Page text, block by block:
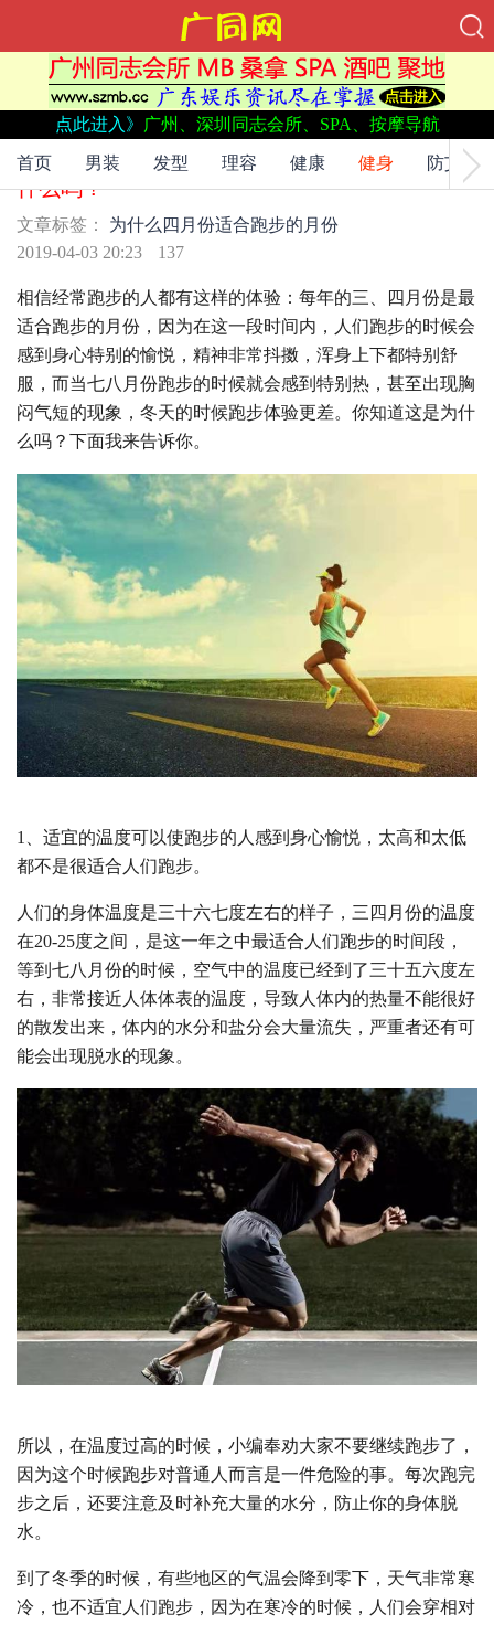
点此进入》 广州、深圳同志会所、SPA、按摩导航
首页 男装 发型 理容 健康 健身 防艾
文章标签：为什么四月份适合跑步的月份
三、四月份是适合跑步的月份，你知道这是为
什么吗？
文章标签： 为什么 四月份适合跑步的月份
2019-04-03 20:23
137
相信经常跑步的人都有这样的体验：每年的三、四月份是最
适合跑步的月份，因为在这一段时间内，人们跑步的时候会
感到身心特别的愉悦，精神非常抖擞，浑身上下都特别舒
服，而当七八月份跑步的时候就会感到特别热，甚至出现胸
闷气短的现象，冬天的时候跑步体验更差。你知道这是为什
么吗？下面我来告诉你。
1、适宜的温度可以使跑步的人感到身心愉悦，太高和太低
都不是很适合人们跑步。
人们的身体温度是三十六七度左右的样子，三四月份的温度
在20-25度之间，是这一年之中最适合人们跑步的时间段，
等到七八月份的时候，空气中的温度已经到了三十五六度左
右，非常接近人体体表的温度，导致人体内的热量不能很好
的散发出来，体内的水分和盐分会大量流失，严重者还有可
能会出现脱水的现象。
所以，在温度过高的时候，小编奉劝大家不要继续跑步了，
因为这个时候跑步对普通人而言是一件危险的事。每次跑完
步之后，还要注意及时补充大量的水分，防止你的身体脱
水。
到了冬季的时候，有些地区的气温会降到零下，天气非常寒
冷，也不适宜人们跑步，因为在寒冷的时候，人们会穿相对